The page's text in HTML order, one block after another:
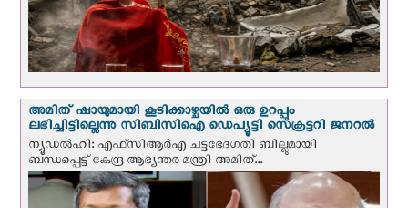
അമിത് ഷായുമായി കൂടിക്കാഴ്ചയില്‍ ഒരു ഉറപ്പും
ലഭിച്ചിട്ടില്ലെന്നു സിബിസിഐ ഡെപ്യൂട്ടി സെക്രട്ടറി ജനറല്‍
ന്യൂഡല്‍ഹി: എഫ്‌സിആര്‍എ ചട്ടഭേദഗതി ബില്ലുമായി
ബന്ധപ്പെട്ട് കേന്ദ്ര ആഭ്യന്തര മന്ത്രി അമിത്...